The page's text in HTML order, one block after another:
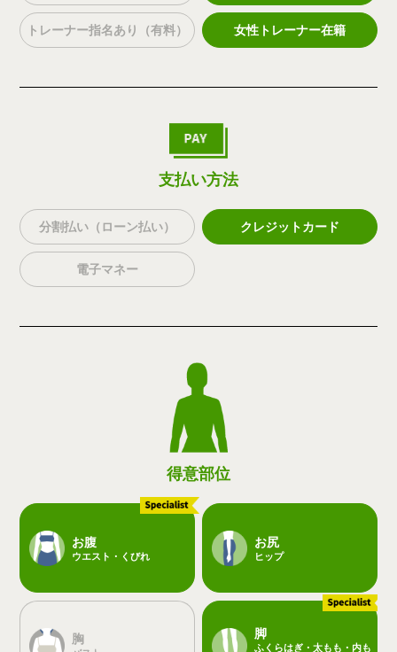
トレーナー指名あり（有料） 女性トレーナー在籍
支払い方法
分割払い（ローン払い） クレジットカード
電子マネー
得意部位
お腹
ウエスト・くびれ
お尻
ヒップ
胸 脚
ふくらはぎ・太もも・内も